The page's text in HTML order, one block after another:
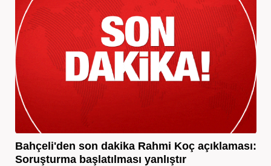
Bahçeli'den son dakika Rahmi Koç açıklaması:
Soruşturma başlatılması yanlıştır